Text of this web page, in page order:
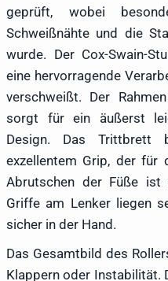
geprüft, wobei
Schweißnähte und die
wurde. Der Cox-Swain-
eine hervorragende
verschweißt. Der
sorgt für ein äußerst
Design. Das Trittbrett
exzellentem Grip, der für
Abrutschen der Füße ist
Griffe am Lenker liegen
sicher in der Hand.
Das Gesamtbild des
Klappern oder Instabilität.